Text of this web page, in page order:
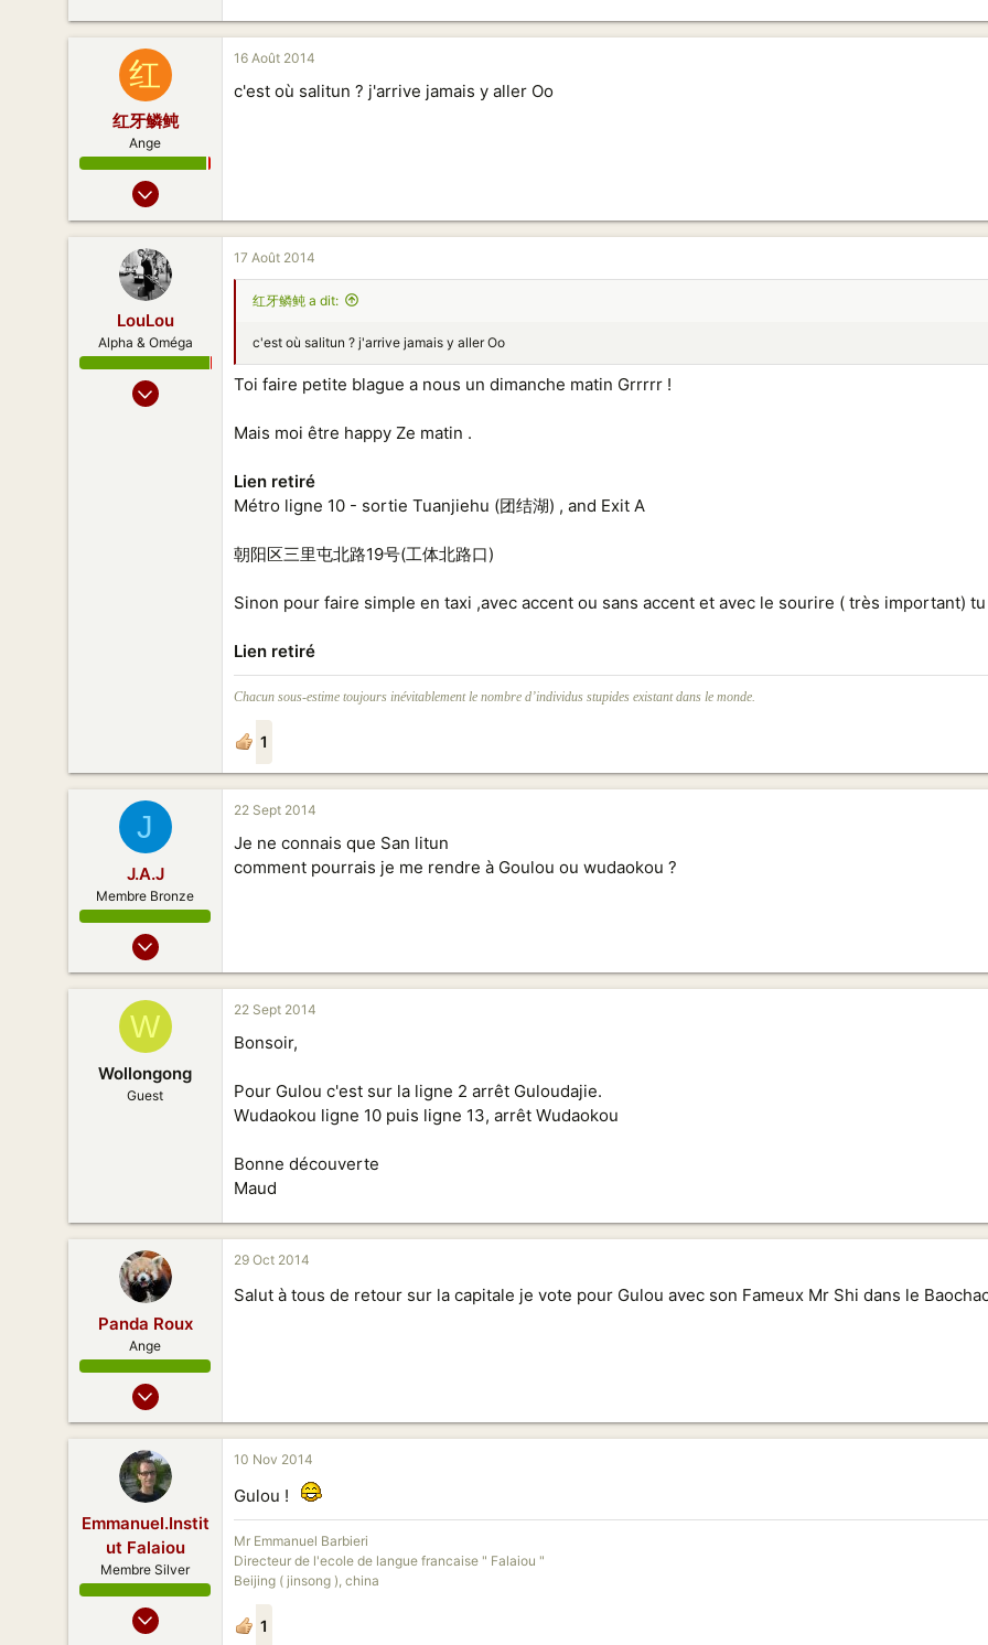
红
红牙鳞鲀
Ange
16 Nov 2013
74
16 Août 2014
c'est où salitun ? j'arrive jamais y aller Oo
LouLou
Alpha & Oméga
14 Juil 2007
17 Août 2014
红牙鳞鲀 a dit:
c'est où salitun ? j'arrive jamais y aller Oo
Toi faire petite blague a nous un dimanche matin Grrrrr !
Mais moi être happy Ze matin .
Lien retiré
Métro ligne 10 - sortie Tuanjiehu (团结湖) , and Exit A
朝阳区三里屯北路19号(工体北路口)
Sinon pour faire simple en taxi ,avec accent ou sans accent et avec le sourire ( très important)
Lien retiré
Chacun sous-estime toujours inévitablement le nombre d’individus stupides existant dans le monde.
1
J
J.A.J
Membre Bronze
04 Nov 2013
1
22 Sept 2014
Je ne connais que San litun
comment pourrais je me rendre à Goulou ou wudaokou ?
W
Wollongong
Guest
22 Sept 2014
Bonsoir,
Pour Gulou c'est sur la ligne 2 arrêt Guloudajie.
Wudaokou ligne 10 puis ligne 13, arrêt Wudaokou
Bonne découverte
Maud
Panda Roux
Ange
27 Mai 2012
158
Guangzhou
29 Oct 2014
Salut à tous de retour sur la capitale je vote pour Gulou avec son Fameux Mr Shi dans le
Emmanuel.Instit
ut Falaiou
Membre Silver
25 Oct 2011
10 Nov 2014
Gulou !
Mr Emmanuel Barbieri
Directeur de l'ecole de langue francaise " Falaiou "
Beijing ( jinsong ), china
1